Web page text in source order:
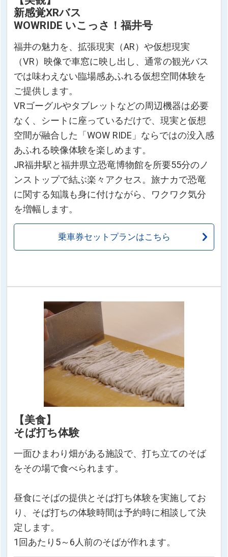
新感覚XRバス
WOWRIDE いこっさ！福井号
福井の魅力を、拡張現実（AR）や仮想現実
（VR）映像で車窓に映し出し、通常の観光バス
では味わえない臨場感あふれる仮想空間体験を
ご提供します。
VRゴーグルやタブレットなどの周辺機器は必要
なく、シートに座っているだけで、現実と仮想
空間が融合した「WOW RIDE」ならではの没入感
あふれる映像体験を楽しめます。
JR福井駅と福井県立恐竜博物館を所要55分のノ
ンストップで結ぶ楽々アクセス。旅ナカで恐竜
に関する知識も身に付けながら、ワクワク気分
を増幅します。
乗車券セットプランはこちら
【美食】
そば打ち体験
一面ひまわり畑がある施設で、打ち立てのそば
をその場で食べられます。
昼食にそばの提供とそば打ち体験を実施してお
り、そば打ちの体験時間は予約時に相談して決
定します。
1回あたり5～6人前のそばが作れます。